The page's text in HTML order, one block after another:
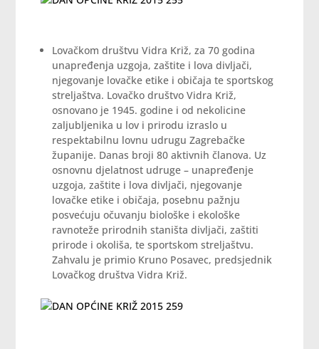
Lovačkom društvu Vidra Križ, za 70 godina
unapređenja uzgoja, zaštite i lova divljači,
njegovanje lovačke etike i običaja te sportskog
streljaštva. Lovačko društvo Vidra Križ,
osnovano je 1945. godine i od nekolicine
zaljubljenika u lov i prirodu izraslo u
respektabilnu lovnu udrugu Zagrebačke
županije. Danas broji 80 aktivnih članova. Uz
osnovnu djelatnost udruge – unapređenje
uzgoja, zaštite i lova divljači, njegovanje
lovačke etike i običaja, posebnu pažnju
posvećuju očuvanju biološke i ekološke
ravnoteže prirodnih staništa divljači, zaštiti
prirode i okoliša, te sportskom streljaštvu.
Zahvalu je primio Kruno Posavec, predsjednik
Lovačkog društva Vidra Križ.